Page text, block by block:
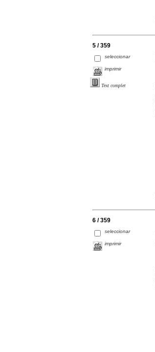
5 / 359
seleccionar
imprimir
Text complet
6 / 359
seleccionar
imprimir